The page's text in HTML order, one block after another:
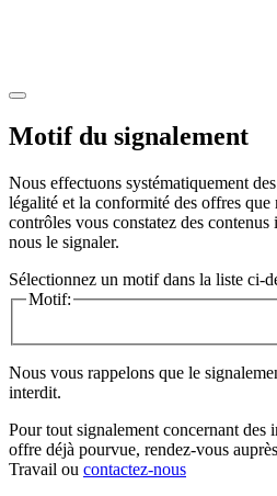
Motif du signalement
Nous effectuons systématiquement
légalité et la conformité des offres
contrôles vous constatez des
nous le signaler.
Sélectionnez un motif dans la liste ci-
Motif:
Nous vous rappelons que le
interdit.
Pour tout signalement concernant des
offre déjà pourvue, rendez-vous
Travail ou contactez-nous